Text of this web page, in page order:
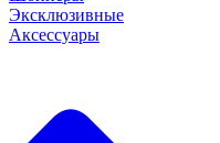
Эксклюзивные
Аксессуары